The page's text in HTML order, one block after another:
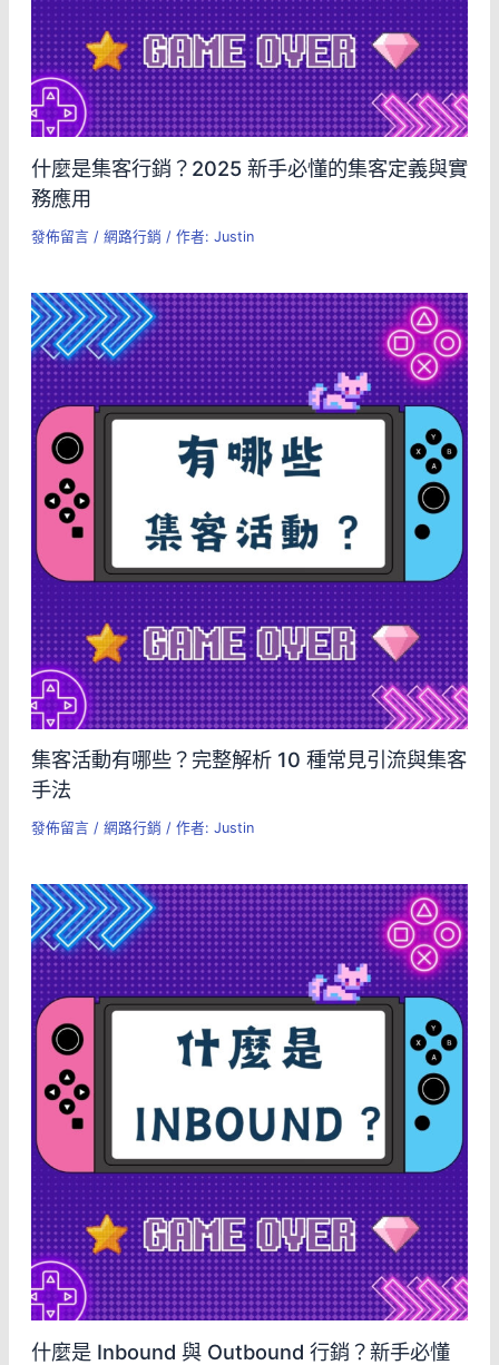
什麼是集客行銷？2025 新手必懂的集客定義與實
務應用
發佈留言 / 網路行銷 / 作者: Justin
集客活動有哪些？完整解析 10 種常見引流與集客
手法
發佈留言 / 網路行銷 / 作者: Justin
什麼是 Inbound 與 Outbound 行銷？新手必懂